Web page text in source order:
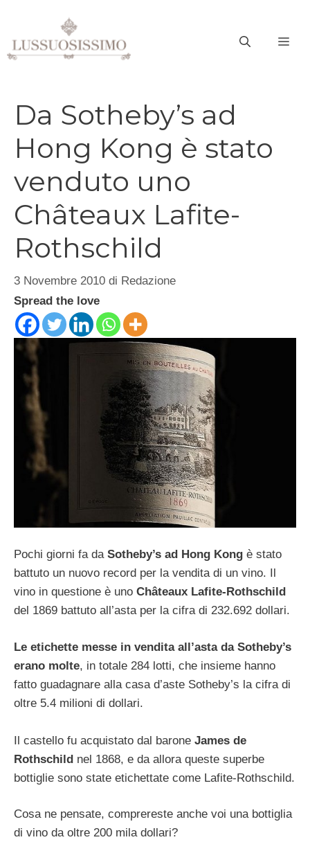
contenuto
Da Sotheby’s ad
Hong Kong è stato
venduto uno
Châteaux Lafite-
Rothschild
3 Novembre 2010 di Redazione
Spread the love
Pochi giorni fa da Sotheby’s ad Hong Kong è stato
battuto un nuovo record per la vendita di un vino. Il
vino in questione è uno Châteaux Lafite-Rothschild
del 1869 battuto all’asta per la cifra di 232.692 dollari.
Le etichette messe in vendita all’asta da Sotheby’s
erano molte, in totale 284 lotti, che insieme hanno
fatto guadagnare alla casa d’aste Sotheby’s la cifra di
oltre 5.4 milioni di dollari.
Il castello fu acquistato dal barone James de
Rothschild nel 1868, e da allora queste superbe
bottiglie sono state etichettate come Lafite-Rothschild.
Cosa ne pensate, comprereste anche voi una bottiglia
di vino da oltre 200 mila dollari?